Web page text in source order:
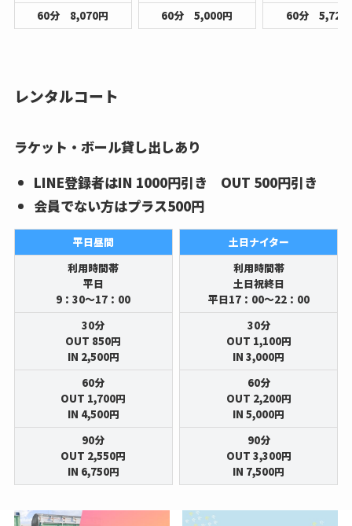
60分 8,070円
60分 5,000円
60分 5,720
レンタルコート
ラケット・ボール貸し出しあり
LINE登録者はIN 1000円引き OUT 500円引き
会員でない方はプラス500円
平日昼間
利用時間帯
平日
9：30～17：00
30分
OUT 850円
IN 2,500円
60分
OUT 1,700円
IN 4,500円
90分
OUT 2,550円
IN 6,750円
土日ナイター
利用時間帯
土日祝終日
平日17：00～22：00
30分
OUT 1,100円
IN 3,000円
60分
OUT 2,200円
IN 5,000円
90分
OUT 3,300円
IN 7,500円